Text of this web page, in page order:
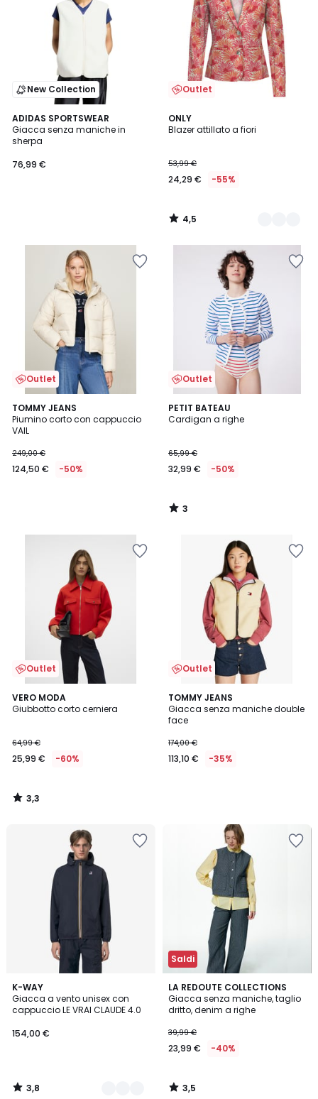
New Collection
ADIDAS SPORTSWEAR
Giacca senza maniche in
sherpa
76,99 €
Outlet
ONLY
Blazer attillato a fiori
53,99 €
24,29 € -55%
4,5
/ 5
2
Colori
4,5
/
Outlet
TOMMY JEANS
Piumino corto con cappuccio
VAIL
249,00 €
124,50 € -50%
Outlet
PETIT BATEAU
Cardigan a righe
65,99 €
32,99 € -50%
3
/
3
/
Outlet
VERO MODA
Giubbotto corto cerniera
64,99 €
25,99 € -60%
3,3
/ 5
3,3
/
Outlet
TOMMY JEANS
Giacca senza maniche double
face
174,00 €
113,10 € -35%
K-WAY
Giacca a vento unisex con
cappuccio LE VRAI CLAUDE 4.0
154,00 €
3,8
/ 5
12
Colori
3,8
/
Saldi
LA REDOUTE COLLECTIONS
Giacca senza maniche, taglio
dritto, denim a righe
39,99 €
23,99 € -40%
3,5
/ 5
3,5
/